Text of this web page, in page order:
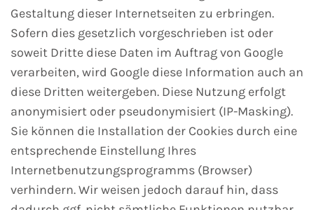
Gestaltung dieser Internetseiten zu erbringen.
Sofern dies gesetzlich vorgeschrieben ist oder
soweit Dritte diese Daten im Auftrag von Google
verarbeiten, wird Google diese Information auch an
diese Dritten weitergeben. Diese Nutzung erfolgt
anonymisiert oder pseudonymisiert (IP-Masking).
Sie können die Installation der Cookies durch eine
entsprechende Einstellung Ihres
Internetbenutzungsprogramms (Browser)
verhindern. Wir weisen jedoch darauf hin, dass